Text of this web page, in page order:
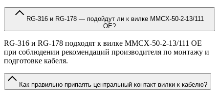
OE?
RG-316 и RG-178 подходят к вилке MMCX-50-2-13/111 OE
при соблюдении рекомендаций производителя по монтажу и
подготовке кабеля.
Как правильно припаять центральный контакт вилки к кабелю?